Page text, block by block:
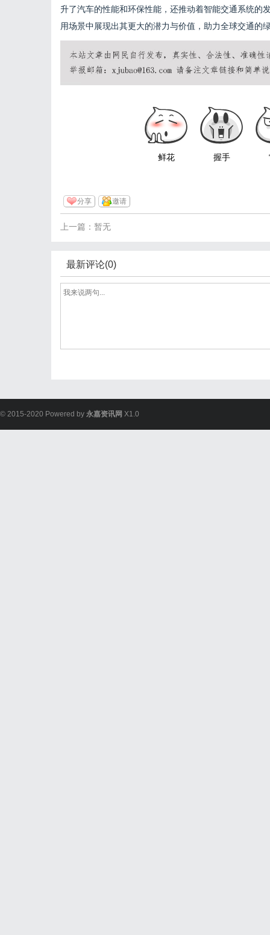
升了汽车的性能和环保性能，还推动着智能交通系统的
用场景中展现出其更大的潜力与价值，助力全球交通的
鲜花 握手
分享 邀请
上一篇：暂无
最新评论(0)
© 2015-2020 Powered by 永嘉资讯网 X1.0